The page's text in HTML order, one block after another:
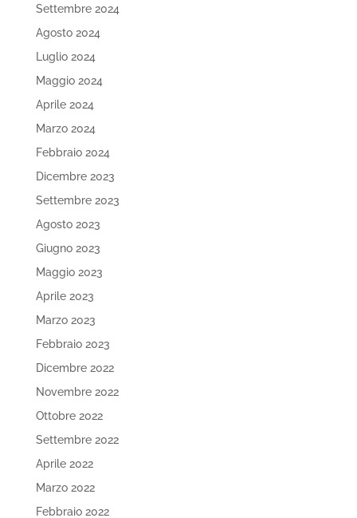
Settembre 2024
Agosto 2024
Luglio 2024
Maggio 2024
Aprile 2024
Marzo 2024
Febbraio 2024
Dicembre 2023
Settembre 2023
Agosto 2023
Giugno 2023
Maggio 2023
Aprile 2023
Marzo 2023
Febbraio 2023
Dicembre 2022
Novembre 2022
Ottobre 2022
Settembre 2022
Aprile 2022
Marzo 2022
Febbraio 2022